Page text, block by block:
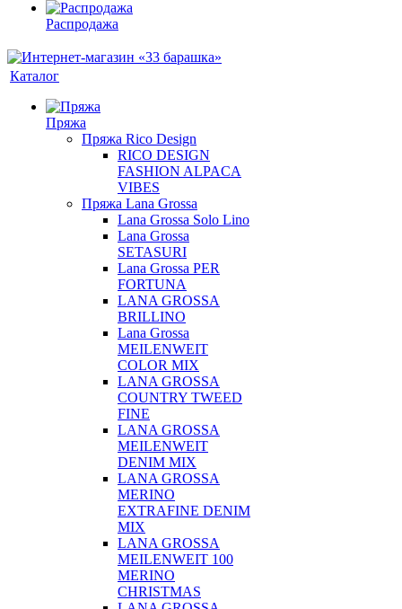
Распродажа
Каталог
Пряжа
Пряжа Rico Design
RICO DESIGN
FASHION ALPACA
VIBES
Пряжа Lana Grossa
Lana Grossa Solo Lino
Lana Grossa
SETASURI
Lana Grossa PER
FORTUNA
LANA GROSSA
BRILLINO
Lana Grossa
MEILENWEIT
COLOR MIX
LANA GROSSA
COUNTRY TWEED
FINE
LANA GROSSA
MEILENWEIT
DENIM MIX
LANA GROSSA
MERINO
EXTRAFINE DENIM
MIX
LANA GROSSA
MEILENWEIT 100
MERINO
CHRISTMAS